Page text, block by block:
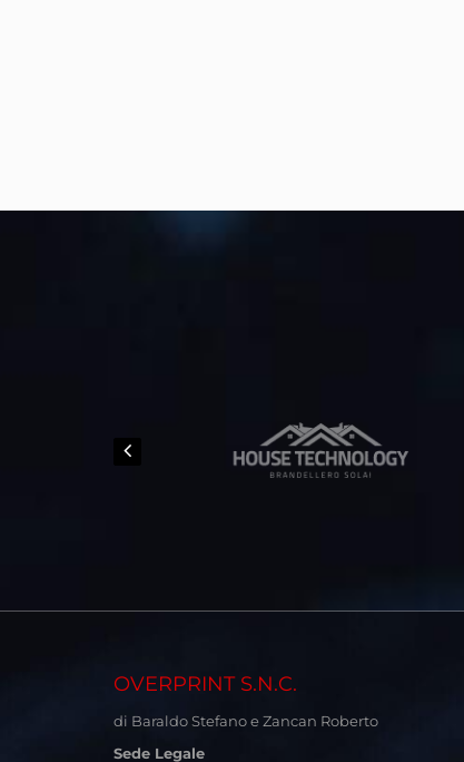
OVERPRINT S.N.C.
di Baraldo Stefano e Zancan Roberto
Sede Legale